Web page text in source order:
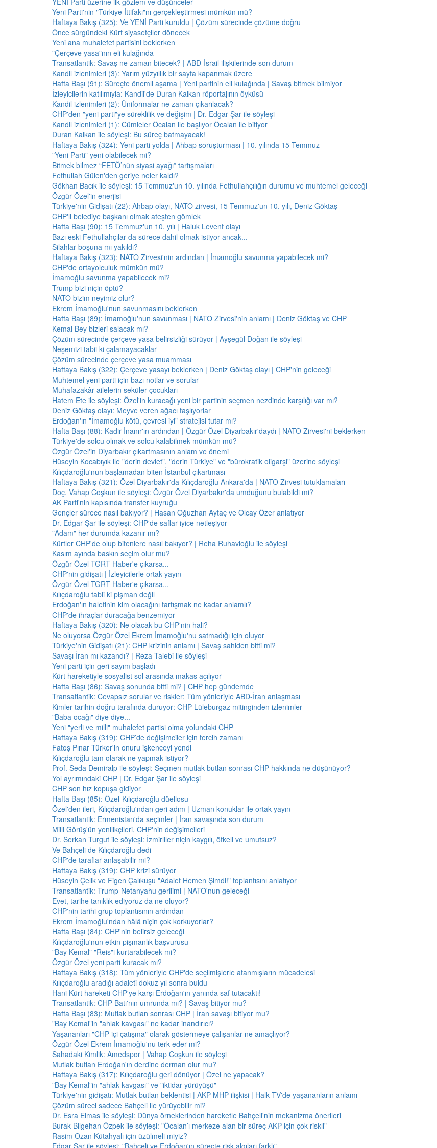
Yeni Parti'nin "Türkiye İttifakı"nı gerçekleştirmesi mümkün mü?
Haftaya Bakış (325): Ve YENİ Parti kuruldu | Çözüm sürecinde çözüme doğru
Önce sürgündeki Kürt siyasetçiler dönecek
Yeni ana muhalefet partisini beklerken
"Çerçeve yasa"nın eli kulağında
Transatlantik: Savaş ne zaman bitecek? | ABD-İsrail ilişkilerinde son durum
Kandil izlenimleri (3): Yarım yüzyıllık bir sayfa kapanmak üzere
Hafta Başı (91): Süreçte önemli aşama | Yeni partinin eli kulağında | Savaş bitmek bilmiyor
İzleyicilerin katılımıyla: Kandil'de Duran Kalkan röportajının öyküsü
Kandil izlenimleri (2): Üniformalar ne zaman çıkarılacak?
CHP'den "yeni parti"ye süreklilik ve değişim | Dr. Edgar Şar ile söyleşi
Kandil izlenimleri (1): Cümleler Öcalan ile başlıyor Öcalan ile bitiyor
Duran Kalkan ile söyleşi: Bu süreç batmayacak!
Haftaya Bakış (324): Yeni parti yolda | Ahbap soruşturması | 10. yılında 15 Temmuz
"Yeni Parti" yeni olabilecek mi?
Bitmek bilmez “FETÖ’nün siyasi ayağı” tartışmaları
Fethullah Gülen'den geriye neler kaldı?
Gökhan Bacık ile söyleşi: 15 Temmuz'un 10. yılında Fethullahçılığın durumu ve muhtemel geleceği
Özgür Özel'in enerjisi
Türkiye'nin Gidişatı (22): Ahbap olayı, NATO zirvesi, 15 Temmuz'un 10. yılı, Deniz Göktaş
CHP'li belediye başkanı olmak ateşten gömlek
Hafta Başı (90): 15 Temmuz'un 10. yılı | Haluk Levent olayı
Bazı eski Fethullahçılar da sürece dahil olmak istiyor ancak...
Silahlar boşuna mı yakıldı?
Haftaya Bakış (323): NATO Zirvesi'nin ardından | İmamoğlu savunma yapabilecek mi?
CHP'de ortayolculuk mümkün mü?
İmamoğlu savunma yapabilecek mi?
Trump bizi niçin öptü?
NATO bizim neyimiz olur?
Ekrem İmamoğlu'nun savunmasını beklerken
Hafta Başı (89): İmamoğlu'nun savunması | NATO Zirvesi'nin anlamı | Deniz Göktaş ve CHP
Kemal Bey bizleri salacak mı?
Çözüm sürecinde çerçeve yasa belirsizliği sürüyor | Ayşegül Doğan ile söyleşi
Neşemizi tabii ki çalamayacaklar
Çözüm sürecinde çerçeve yasa muamması
Haftaya Bakış (322): Çerçeve yasayı beklerken | Deniz Göktaş olayı | CHP'nin geleceği
Muhtemel yeni parti için bazı notlar ve sorular
Muhafazakâr ailelerin seküler çocukları
Hatem Ete ile söyleşi: Özel'in kuracağı yeni bir partinin seçmen nezdinde karşılığı var mı?
Deniz Göktaş olayı: Meyve veren ağacı taşlıyorlar
Erdoğan'ın "İmamoğlu kötü, çevresi iyi" stratejisi tutar mı?
Hafta Başı (88): Kadir İnanır'ın ardından | Özgür Özel Diyarbakır'daydı | NATO Zirvesi'ni beklerken
Türkiye'de solcu olmak ve solcu kalabilmek mümkün mü?
Özgür Özel'in Diyarbakır çıkartmasının anlam ve önemi
Hüseyin Kocabıyık ile "derin devlet", "derin Türkiye" ve "bürokratik oligarşi" üzerine söyleşi
Kılıçdaroğlu'nun başlamadan biten İstanbul çıkartması
Haftaya Bakış (321): Özel Diyarbakır'da Kılıçdaroğlu Ankara'da | NATO Zirvesi tutuklamaları
Doç. Vahap Coşkun ile söyleşi: Özgür Özel Diyarbakır'da umduğunu bulabildi mi?
AK Parti'nin kapısında transfer kuyruğu
Gençler sürece nasıl bakıyor? | Hasan Oğuzhan Aytaç ve Olcay Özer anlatıyor
Dr. Edgar Şar ile söyleşi: CHP'de saflar iyice netleşiyor
"Adam" her durumda kazanır mı?
Kürtler CHP'de olup bitenlere nasıl bakıyor? | Reha Ruhavioğlu ile söyleşi
Kasım ayında baskın seçim olur mu?
Özgür Özel TGRT Haber'e çıkarsa...
CHP'nin gidişatı | İzleyicilerle ortak yayın
Özgür Özel TGRT Haber'e çıkarsa...
Kılıçdaroğlu tabii ki pişman değil
Erdoğan'ın halefinin kim olacağını tartışmak ne kadar anlamlı?
CHP'de ihraçlar duracağa benzemiyor
Haftaya Bakış (320): Ne olacak bu CHP'nin hali?
Ne oluyorsa Özgür Özel Ekrem İmamoğlu'nu satmadığı için oluyor
Türkiye'nin Gidişatı (21): CHP krizinin anlamı | Savaş sahiden bitti mi?
Savaşı İran mı kazandı? | Reza Talebi ile söyleşi
Yeni parti için geri sayım başladı
Kürt hareketiyle sosyalist sol arasında makas açılıyor
Hafta Başı (86): Savaş sonunda bitti mi? | CHP hep gündemde
Transatlantik: Cevapsız sorular ve riskler: Tüm yönleriyle ABD-İran anlaşması
Kimler tarihin doğru tarafında duruyor: CHP Lüleburgaz mitinginden izlenimler
"Baba ocağı" diye diye...
Yeni "yerli ve milli" muhalefet partisi olma yolundaki CHP
Haftaya Bakış (319): CHP’de değişimciler için tercih zamanı
Fatoş Pınar Türker'in onuru işkenceyi yendi
Kılıçdaroğlu tam olarak ne yapmak istiyor?
Prof. Seda Demiralp ile söyleşi: Seçmen mutlak butlan sonrası CHP hakkında ne düşünüyor?
Yol ayrımındaki CHP | Dr. Edgar Şar ile söyleşi
CHP son hız kopuşa gidiyor
Hafta Başı (85): Özel-Kılıçdaroğlu düellosu
Özel'den ileri, Kılıçdaroğlu'ndan geri adım | Uzman konuklar ile ortak yayın
Transatlantik: Ermenistan'da seçimler | İran savaşında son durum
Milli Görüş'ün yenilikçileri, CHP'nin değişimcileri
Dr. Serkan Turgut ile söyleşi: İzmirliler niçin kaygılı, öfkeli ve umutsuz?
Ve Bahçeli de Kılıçdaroğlu dedi
CHP'de taraflar anlaşabilir mi?
Haftaya Bakış (319): CHP krizi sürüyor
Hüseyin Çelik ve Figen Çalıkuşu "Adalet Hemen Şimdi!" toplantısını anlatıyor
Transatlantik: Trump-Netanyahu gerilimi | NATO'nun geleceği
Evet, tarihe tanıklık ediyoruz da ne oluyor?
CHP'nin tarihi grup toplantısının ardından
Ekrem İmamoğlu'ndan hâlâ niçin çok korkuyorlar?
Hafta Başı (84): CHP'nin belirsiz geleceği
Kılıçdaroğlu'nun etkin pişmanlık başvurusu
"Bay Kemal" "Reis"i kurtarabilecek mi?
Özgür Özel yeni parti kuracak mı?
Haftaya Bakış (318): Tüm yönleriyle CHP'de seçilmişlerle atanmışların mücadelesi
Kılıçdaroğlu aradığı adaleti dokuz yıl sonra buldu
Hani Kürt hareketi CHP'ye karşı Erdoğan'ın yanında saf tutacaktı!
Transatlantik: CHP Batı'nın umrunda mı? | Savaş bitiyor mu?
Hafta Başı (83): Mutlak butlan sonrası CHP | İran savaşı bitiyor mu?
"Bay Kemal"in "ahlak kavgası" ne kadar inandırıcı?
Yaşananları "CHP içi çatışma" olarak göstermeye çalışanlar ne amaçlıyor?
Özgür Özel Ekrem İmamoğlu'nu terk eder mi?
Sahadaki Kimlik: Amedspor | Vahap Coşkun ile söyleşi
Mutlak butlan Erdoğan'ın derdine derman olur mu?
Haftaya Bakış (317): Kılıçdaroğlu geri dönüyor | Özel ne yapacak?
"Bay Kemal"in "ahlak kavgası" ve "iktidar yürüyüşü"
Türkiye'nin gidişatı: Mutlak butlan beklentisi | AKP-MHP ilişkisi | Halk TV'de yaşananların anlamı
Çözüm süreci sadece Bahçeli ile yürüyebilir mi?
Dr. Esra Elmas ile söyleşi: Dünya örneklerinden hareketle Bahçeli'nin mekanizma önerileri
Burak Bilgehan Özpek ile söyleşi: "Öcalan’ı merkeze alan bir süreç AKP için çok riskli"
Rasim Ozan Kütahyalı için üzülmeli miyiz?
Edgar Şar ile söyleşi: "Bahçeli ve Erdoğan'ın süreçte risk algıları farklı"